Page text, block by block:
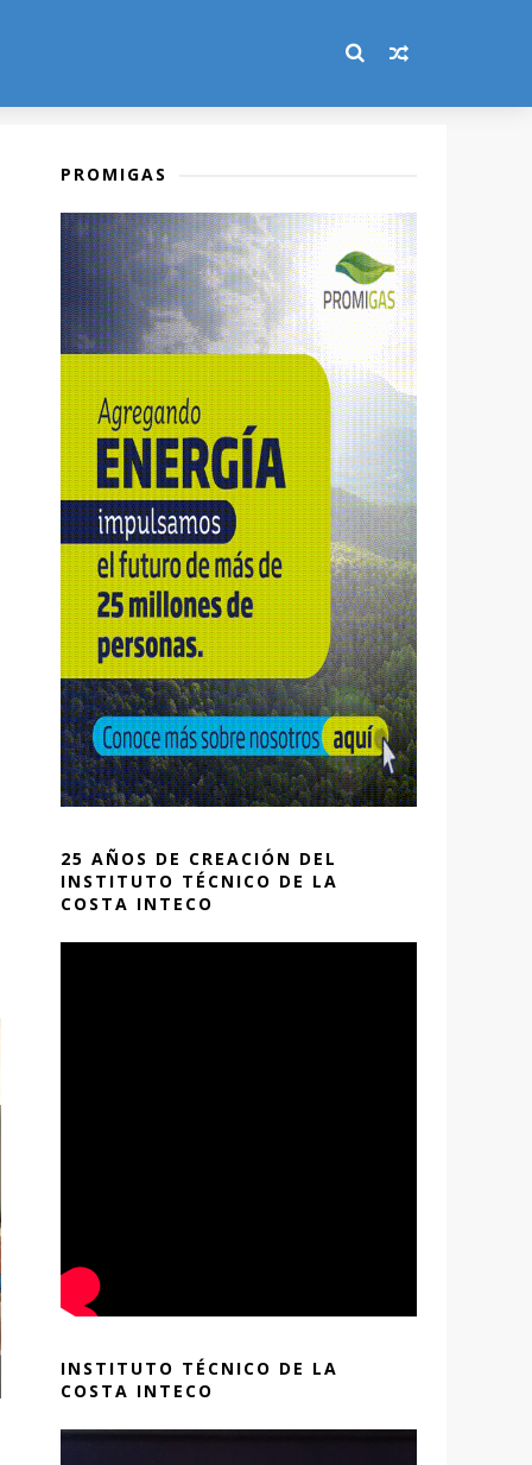
PROMIGAS
25 AÑOS DE CREACIÓN DEL
INSTITUTO TÉCNICO DE LA
COSTA INTECO
INSTITUTO TÉCNICO DE LA
COSTA INTECO